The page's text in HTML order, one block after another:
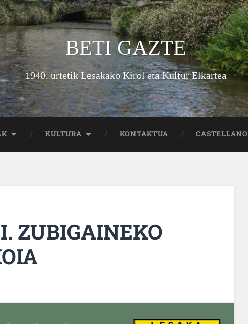
BETI GAZTE
1940. urtetik Lesakako Kirol eta Kultur Elkartea
KULTURA KONTAKTUA CASTELLANO
ZUBIGAINEKO